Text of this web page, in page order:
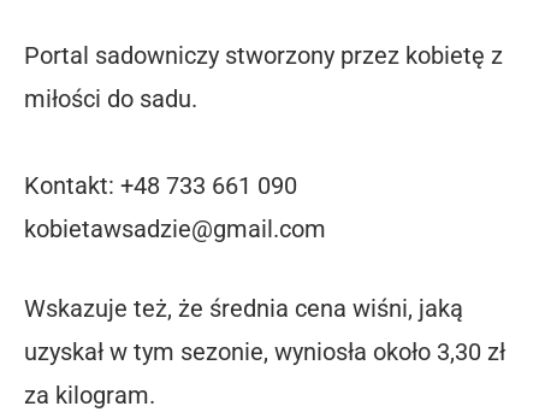
Portal sadowniczy stworzony przez kobietę z
miłości do sadu.
Kontakt: +48 733 661 090
kobietawsadzie@gmail.com
Wskazuje też, że średnia cena wiśni, jaką
uzyskał w tym sezonie, wyniosła około 3,30 zł
za kilogram.